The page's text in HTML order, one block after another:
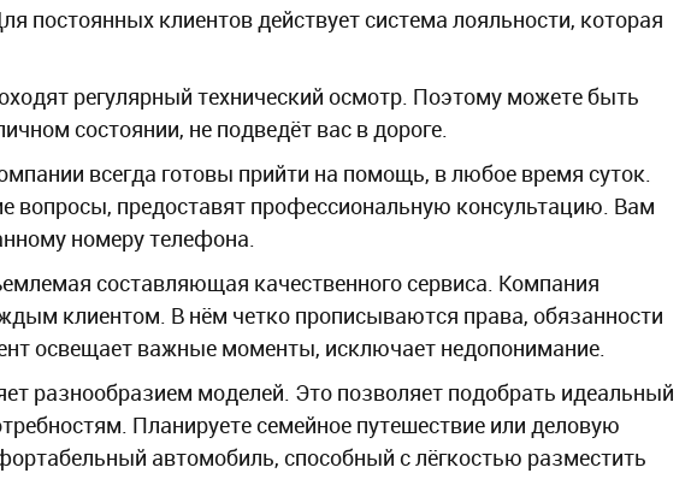
постоянных клиентов действует система лояльности, которая
регулярный технический осмотр. Поэтому можете быть
состоянии, не подведёт вас в дороге.
всегда готовы прийти на помощь, в любое время суток.
вопросы, предоставят профессиональную консультацию. Вам
номеру телефона.
составляющая качественного сервиса. Компания
клиентом. В нём четко прописываются права, обязанности
освещает важные моменты, исключает недопонимание.
разнообразием моделей. Это позволяет подобрать идеальный
Планируете семейное путешествие или деловую
автомобиль, способный с лёгкостью разместить